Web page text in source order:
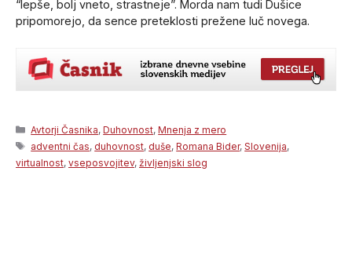
“lepše, bolj vneto, strastneje”. Morda nam tudi Dušice
pripomorejo, da sence preteklosti prežene luč novega.
Categories
Avtorji Časnika,Duhovnost,Mnenja z mero
Tags
adventni čas, duhovnost, duše,Romana Bider,Slovenija,
virtualnost, vseposvojitev, življenjski slog